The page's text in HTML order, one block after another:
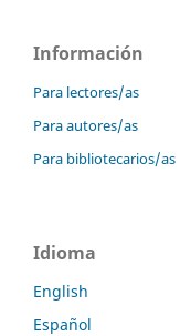
Información
Para lectores/as
Para autores/as
Para bibliotecarios/as
Idioma
English
Español